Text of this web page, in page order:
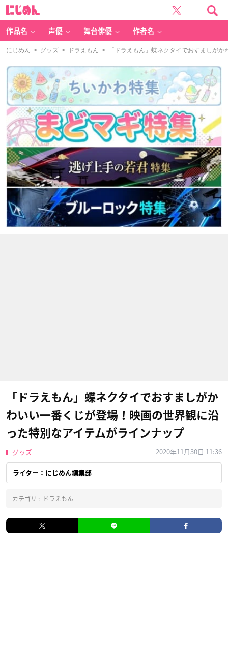
作品名 声優 舞台俳優 作者名
にじめん > グッズ > ドラえもん > 「ドラえもん」蝶ネクタイでおすましがか
「ドラえもん」蝶ネクタイでおすましがか
わいい一番くじが登場！映画の世界観に沿
った特別なアイテムがラインナップ
グッズ 2020年11月30日 11:36
ライター：にじめん編集部
カテゴリ : ドラえもん